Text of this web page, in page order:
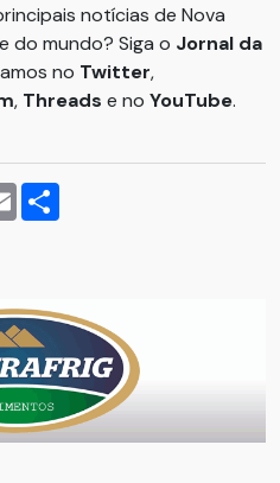
notícias de Nova
do mundo? Siga o Jornal da
no Twitter,
, Threads e no YouTube.
Email